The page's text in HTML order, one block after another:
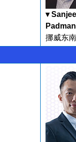
▾
挪威东